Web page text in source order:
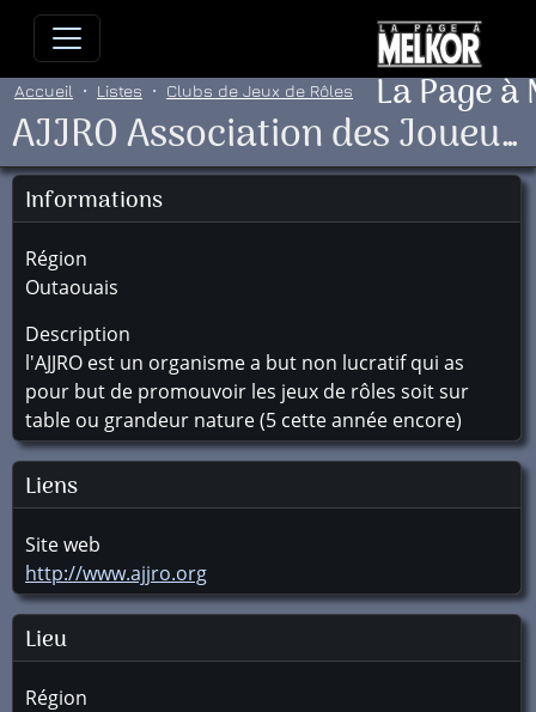
Allez directement au contenu
La Page
Accueil Listes Clubs de Jeux de Rôles
AJJRO Association des Joueurs et Joueuses de Rôles de l'Outaouais
Informations
Région
Outaouais
Description
l'AJJRO est un organisme a but non lucratif qui as
pour but de promouvoir les jeux de rôles soit sur
table ou grandeur nature (5 cette année encore)
Liens
Site web
http://www.ajjro.org
Lieu
Région